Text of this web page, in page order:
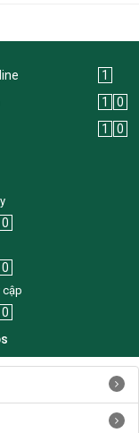
1
1 0
1 0
0
0
cập
0